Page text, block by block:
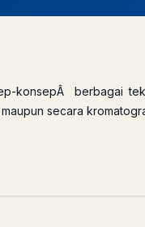
konsepÂ berbagai
secara